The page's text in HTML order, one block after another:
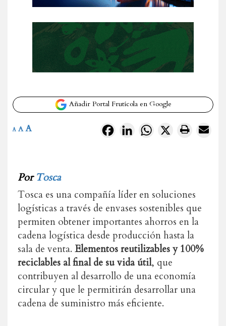
Añadir Portal Frutícola en Google
FacebookLinkedInWhatsApp
X
A A A
PorTosca
Tosca es una compañía líder en soluciones
logísticas a través de envases sostenibles que
permiten obtener importantes ahorros en la
cadena logística desde producción hasta la
sala de venta. Elementos reutilizables y 100%
reciclables al final de su vida útil, que
contribuyen al desarrollo de una economía
circular y que le permitirán desarrollar una
cadena de suministro más eficiente.